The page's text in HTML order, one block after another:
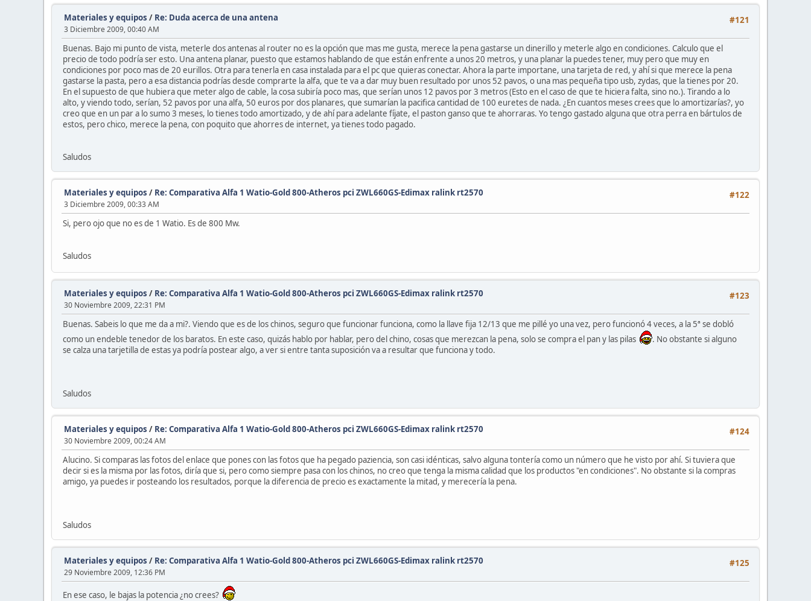
#121
Materiales y equipos / Re: Duda acerca de una antena
3 Diciembre 2009, 00:40 AM
Buenas. Bajo mi punto de vista, meterle dos antenas al router no es la opción que mas me gusta, merece la pena gastarse un dinerillo y meterle algo en condiciones. Calculo que el
precio de todo podría ser esto. Una antena planar, puesto que estamos hablando de que están enfrente a unos 20 metros, y una planar la puedes tener, muy pero que muy en
condiciones por poco mas de 20 eurillos. Otra para tenerla en casa instalada para el pc que quieras conectar. Ahora la parte importane, una tarjeta de red, y ahí si que merece la pena
gastarse la pasta, pero a esa distancia podrías desde comprarte la alfa, que te va a dar muy buen resultado por unos 52 pavos, o una mas pequeña tipo usb, zydas, que la tienes por 20.
En el supuesto de que hubiera que meter algo de cable, la cosa subiría poco mas, que serían unos 12 pavos por 3 metros (Esto en el caso de que te hiciera falta, sino no.). Tirando a lo
alto, y viendo todo, serían, 52 pavos por una alfa, 50 euros por dos planares, que sumarían la pacifica cantidad de 100 euretes de nada. ¿En cuantos meses crees que lo amortizarías?, yo
creo que en un par a lo sumo 3 meses, lo tienes todo amortizado, y de ahí para adelante fíjate, el paston ganso que te ahorraras. Yo tengo gastado alguna que otra perra en bártulos de
estos, pero chico, merece la pena, con poquito que ahorres de internet, ya tienes todo pagado.
Saludos
#122
Materiales y equipos / Re: Comparativa Alfa 1 Watio-Gold 800-Atheros pci ZWL660GS-Edimax ralink rt2570
3 Diciembre 2009, 00:33 AM
Si, pero ojo que no es de 1 Watio. Es de 800 Mw.
Saludos
#123
Materiales y equipos / Re: Comparativa Alfa 1 Watio-Gold 800-Atheros pci ZWL660GS-Edimax ralink rt2570
30 Noviembre 2009, 22:31 PM
Buenas. Sabeis lo que me da a mi?. Viendo que es de los chinos, seguro que funcionar funciona, como la llave fija 12/13 que me pillé yo una vez, pero funcionó 4 veces, a la 5ª se dobló
como un endeble tenedor de los baratos. En este caso, quizás hablo por hablar, pero del chino, cosas que merezcan la pena, solo se compra el pan y las pilas
. No obstante si alguno
se calza una tarjetilla de estas ya podría postear algo, a ver si entre tanta suposición va a resultar que funciona y todo.
Saludos
#124
Materiales y equipos / Re: Comparativa Alfa 1 Watio-Gold 800-Atheros pci ZWL660GS-Edimax ralink rt2570
30 Noviembre 2009, 00:24 AM
Alucino. Si comparas las fotos del enlace que pones con las fotos que ha pegado paziencia, son casi idénticas, salvo alguna tontería como un número que he visto por ahí. Si tuviera que
decir si es la misma por las fotos, diría que si, pero como siempre pasa con los chinos, no creo que tenga la misma calidad que los productos "en condiciones". No obstante si la compras
amigo, ya puedes ir posteando los resultados, porque la diferencia de precio es exactamente la mitad, y merecería la pena.
Saludos
#125
Materiales y equipos / Re: Comparativa Alfa 1 Watio-Gold 800-Atheros pci ZWL660GS-Edimax ralink rt2570
29 Noviembre 2009, 12:36 PM
En ese caso, le bajas la potencia ¿no crees?